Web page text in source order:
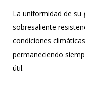
La uniformidad de
sobresaliente
condiciones
permaneciendo
útil.